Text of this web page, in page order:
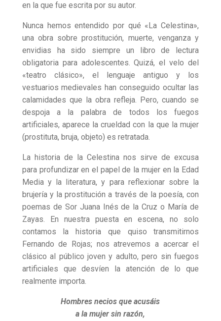
en la que fue escrita por su autor.
Nunca hemos entendido por qué «La Celestina»,
una obra sobre prostitución, muerte, venganza y
envidias ha sido siempre un libro de lectura
obligatoria para adolescentes. Quizá, el velo del
«teatro clásico», el lenguaje antiguo y los
vestuarios medievales han conseguido ocultar las
calamidades que la obra refleja. Pero, cuando se
despoja a la palabra de todos los fuegos
artificiales, aparece la crueldad con la que la mujer
(prostituta, bruja, objeto) es retratada.
La historia de la Celestina nos sirve de excusa
para profundizar en el papel de la mujer en la Edad
Media y la literatura, y para reflexionar sobre la
brujería y la prostitución a través de la poesía, con
poemas de Sor Juana Inés de la Cruz o María de
Zayas. En nuestra puesta en escena, no solo
contamos la historia que quiso transmitirnos
Fernando de Rojas; nos atrevemos a acercar el
clásico al público joven y adulto, pero sin fuegos
artificiales que desvíen la atención de lo que
realmente importa.
Hombres necios que acusáis
a la mujer sin razón,